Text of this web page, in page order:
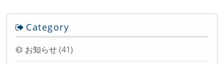
Category
お知らせ(41)